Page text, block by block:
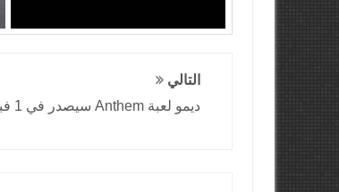
التالي
ديمو لعبة Anthem سيصدر في 1 فبراير 2019